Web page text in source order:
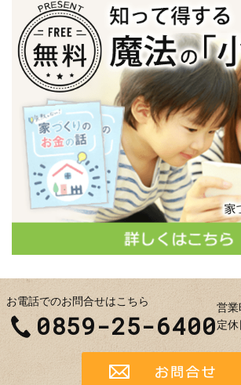
お電話でのお問合せはこちら
0859-25-6400
営業
定休